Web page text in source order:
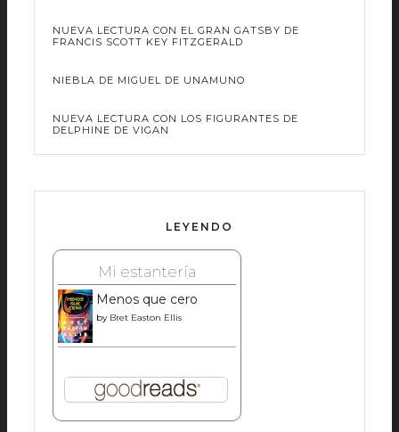
NUEVA LECTURA CON EL GRAN GATSBY DE
FRANCIS SCOTT KEY FITZGERALD
NIEBLA DE MIGUEL DE UNAMUNO
NUEVA LECTURA CON LOS FIGURANTES DE
DELPHINE DE VIGAN
LEYENDO
Mi estantería
Menos que cero
by Bret Easton Ellis